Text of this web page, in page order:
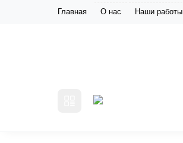
Главная О нас Наши работы